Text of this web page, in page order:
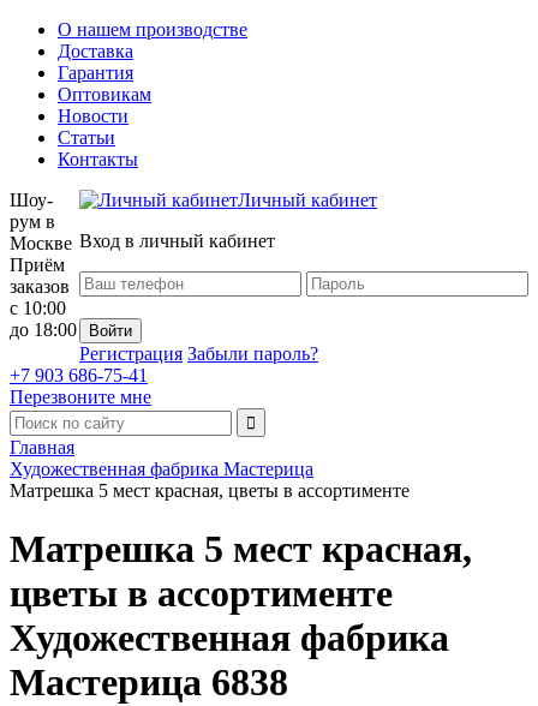
О нашем производстве
Доставка
Гарантия
Оптовикам
Новости
Статьи
Контакты
Личный кабинет
Вход в личный кабинет
Регистрация Забыли пароль?
Шоу-
рум в
Москве
Приём
заказов
с 10:00
до 18:00
+7 903 686-75-41
Перезвоните мне
Главная
Художественная фабрика Мастерица
Матрешка 5 мест красная, цветы в ассортименте
Матрешка 5 мест красная,
цветы в ассортименте
Художественная фабрика
Мастерица 6838